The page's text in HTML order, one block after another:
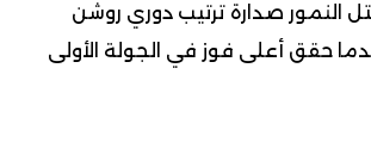
ليحتل النمور صدارة ترتيب دوري روشن
حقق أعلى فوز في الجولة الأولى